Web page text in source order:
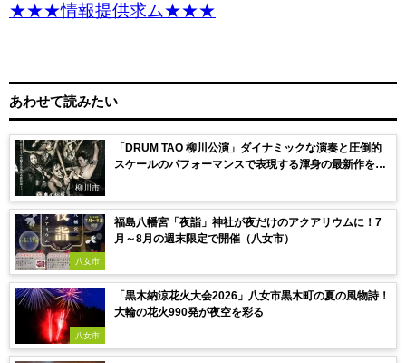
★★★情報提供求ム★★★
あわせて読みたい
柳川市
「DRUM TAO 柳川公演」ダイナミックな演奏と圧倒的
スケールのパフォーマンスで表現する渾身の最新作を披
八女市
福島八幡宮「夜詣」神社が夜だけのアクアリウムに！7
月～8月の週末限定で開催（八女市）
八女市
「黒木納涼花火大会2026」八女市黒木町の夏の風物詩！
大輪の花火990発が夜空を彩る